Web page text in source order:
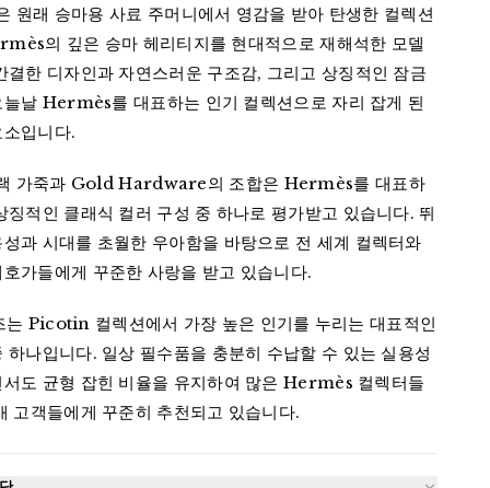
원래 승마용 사료 주머니에서 영감을 받아 탄생한 컬렉션
의 깊은 승마 헤리티지를 현대적으로 재해석한 모델
결한 디자인과 자연스러운 구조감, 그리고 상징적인 잠금
늘날 Hermès를 대표하는 인기 컬렉션으로 자리 잡게 된
입니다.
가죽과 Gold Hardware의 조합은 Hermès를 대표하
징적인 클래식 컬러 구성 중 하나로 평가받고 있습니다. 뛰
과 시대를 초월한 우아함을 바탕으로 전 세계 컬렉터와
가들에게 꾸준한 사랑을 받고 있습니다.
는 Picotin 컬렉션에서 가장 높은 인기를 누리는 대표적인
하나입니다. 일상 필수품을 충분히 수납할 수 있는 실용성
서도 균형 잡힌 비율을 유지하여 많은 Hermès 컬렉터들
고객들에게 꾸준히 추천되고 있습니다.